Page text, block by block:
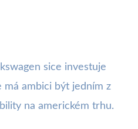
sice investuje
má ambici být jedním z
na americkém trhu.